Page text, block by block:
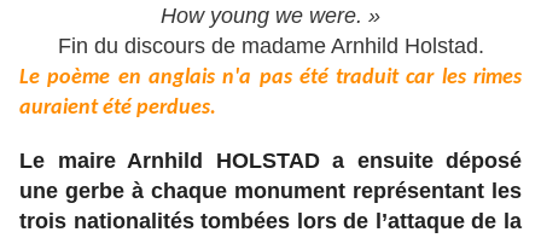
How young we were. »
Fin du discours de madame Arnhild Holstad.
Le poème en anglais n'a pas été traduit car les rimes
auraient été perdues.
Le maire Arnhild HOLSTAD a ensuite déposé
une gerbe à chaque monument représentant les
trois nationalités tombées lors de l’attaque de la